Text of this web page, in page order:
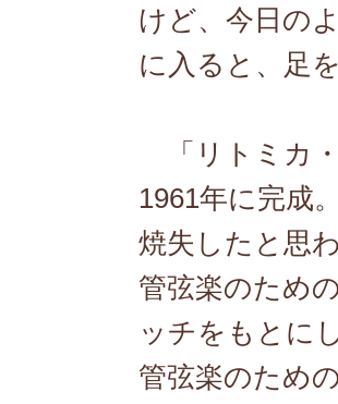
けど、今日の
に入ると、足
「リトミカ
1961年に完成
焼失したと思
管弦楽のため
ッチをもとに
管弦楽のため